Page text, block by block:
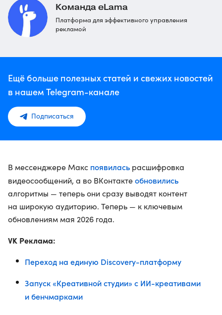
Команда eLama
Платформа для эффективного управления
рекламой
Ещё больше полезных статей и свежих новостей
в нашем Telegram-канале
Подписаться
В мессенджере Макс появилась расшифровка
видеосообщений, а во ВКонтактеобновились
алгоритмы — теперь они сразу выводят контент
на широкую аудиторию. Теперь — к ключевым
обновлениям мая 2026 года.
VK Реклама:
Переход на единую Discovery-платформу
Запуск «Креативной студии» с ИИ-креативами
и бенчмарками